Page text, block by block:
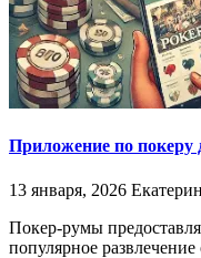
Приложение по покеру
13 января, 2026
Покер-румы
популярное